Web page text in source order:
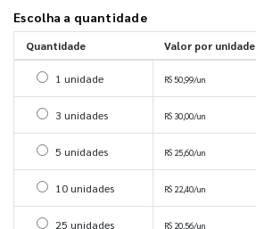
Escolha a quantidade
Quantidade Valor por unidade
Selecionar 1 unidade
1 unidade R$ 50,99/un
Selecionar 3 unidades
3 unidades R$ 30,00/un
Selecionar 5 unidades
5 unidades R$ 25,60/un
Selecionar 10 unidades
10 unidades R$ 22,40/un
Selecionar 25 unidades
25 unidades R$ 20,56/un